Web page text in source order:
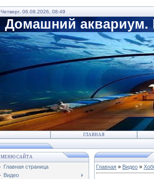
Четверг, 06.08.2026, 08:49
Домашний аквариум.
ГЛАВНАЯ
МЕНЮ САЙТА
Главная страница
Видео
Главная » Видео »